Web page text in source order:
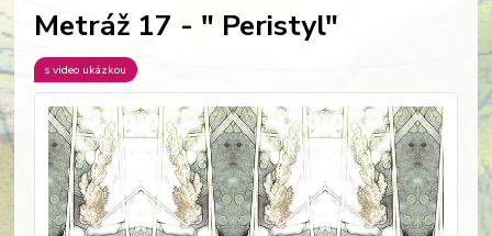
Metráž 17 - " Peristyl"
s video ukázkou